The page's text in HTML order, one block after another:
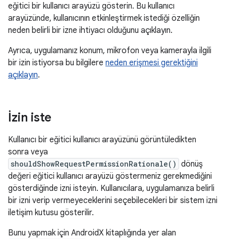
eğitici bir kullanıcı arayüzü gösterin. Bu kullanıcı
arayüzünde, kullanıcının etkinleştirmek istediği özelliğin
neden belirli bir izne ihtiyacı olduğunu açıklayın.
Ayrıca, uygulamanız konum, mikrofon veya kamerayla ilgili
bir izin istiyorsa bu bilgilere neden erişmesi gerektiğini
açıklayın.
İzin iste
Kullanıcı bir eğitici kullanıcı arayüzünü görüntüledikten
sonra veya
shouldShowRequestPermissionRationale() dönüş
değeri eğitici kullanıcı arayüzü göstermeniz gerekmediğini
gösterdiğinde izni isteyin. Kullanıcılara, uygulamanıza belirli
bir izni verip vermeyeceklerini seçebilecekleri bir sistem izni
iletişim kutusu gösterilir.
Bunu yapmak için AndroidX kitaplığında yer alan